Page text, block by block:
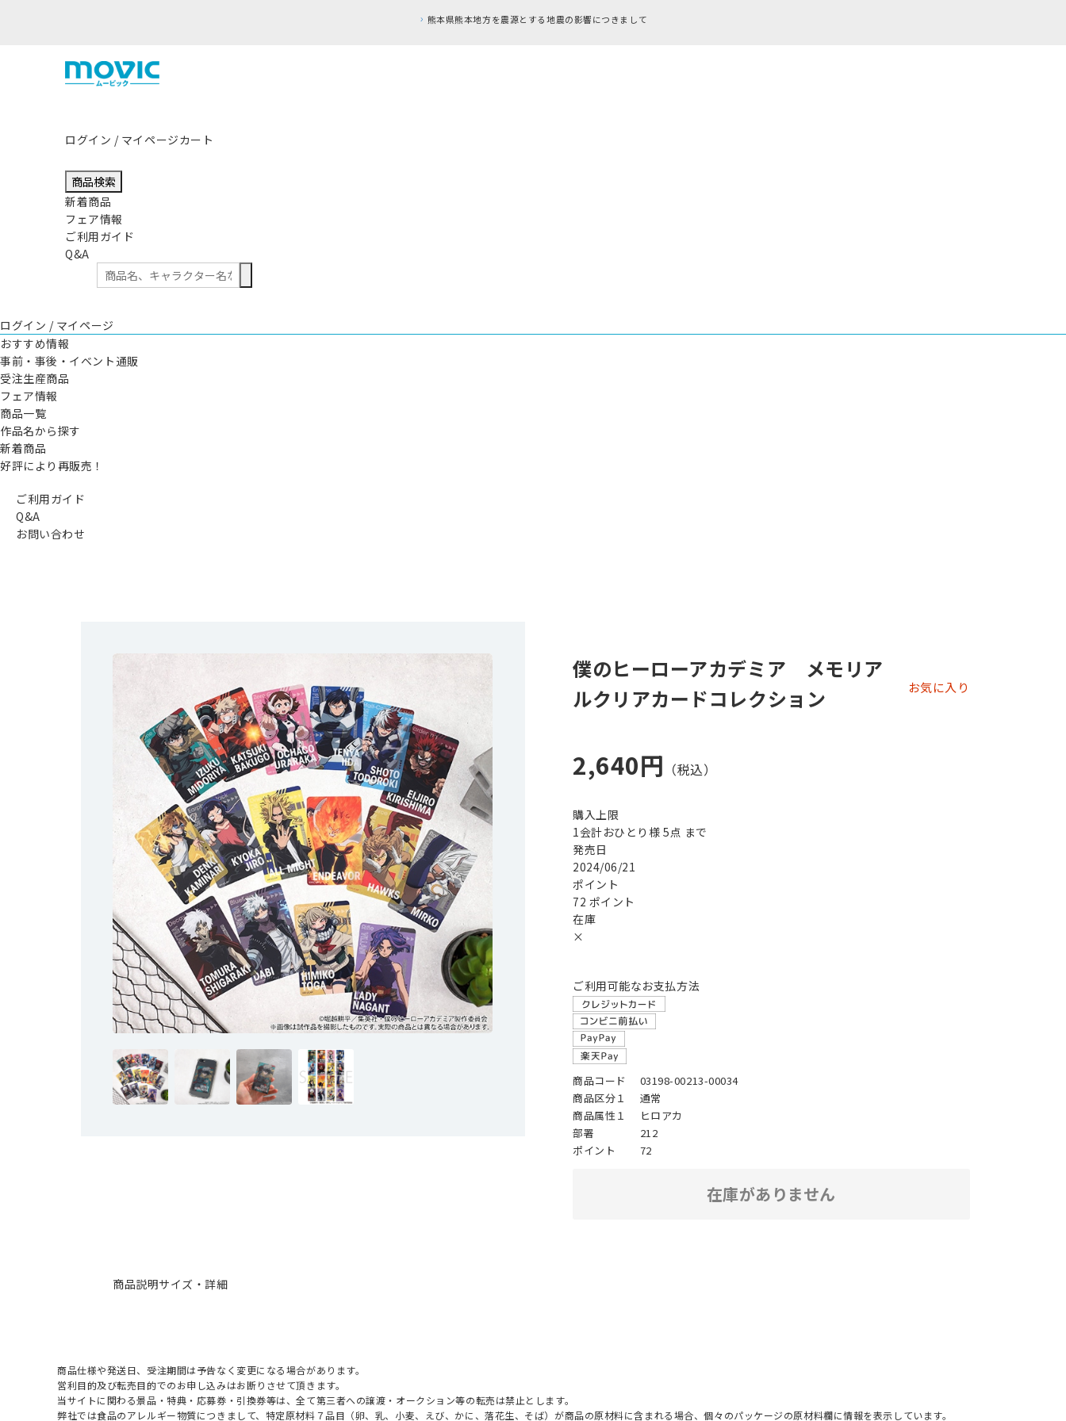
ログイン / マイページカート
商品検索
新着商品
フェア情報
ご利用ガイド
Q&A
ログイン / マイページ
おすすめ情報
事前・事後・イベント通販
受注生産商品
フェア情報
商品一覧
作品名から探す
新着商品
好評により再販売！
ご利用ガイド
Q&A
お問い合わせ
僕のヒーローアカデミア メモリア
ルクリアカードコレクション
お気に入り
2,640円
購入上限
1会計おひとり様 5点 まで
発売日
2024/06/21
ポイント
72 ポイント
在庫
×
ご利用可能なお支払方法
商品コード
03198-00213-00034
商品区分１
通常
商品属性１
ヒロアカ
部署
212
ポイント
72
在庫がありません
商品説明サイズ・詳細
商品仕様や発送日、受注期間は予告なく変更になる場合があります。
営利目的及び転売目的でのお申し込みはお断りさせて頂きます。
当サイトに関わる景品・特典・応募券・引換券等は、全て第三者への譲渡・オークション等の転売は禁止とします。
弊社では食品のアレルギー物質につきまして、特定原材料７品目（卵、乳、小麦、えび、かに、落花生、そば）が商品の原材料に含まれる場合、個々のパッケージの原材料欄に情報を表示しています。